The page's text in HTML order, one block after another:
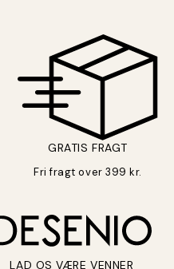
GRATIS FRAGT
Fri fragt over 399 kr.
LAD OS VÆRE VENNER